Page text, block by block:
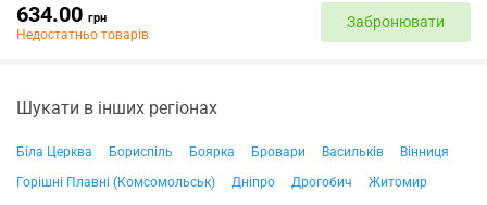
634.00 грн
Недостатньо товарів
Забронювати
Шукати в інших регіонах
Біла Церква Бориспіль Боярка Бровари Васильків
Вінниця
Горішні Плавні (Комсомольськ)
Дніпро Дрогобич
Житомир